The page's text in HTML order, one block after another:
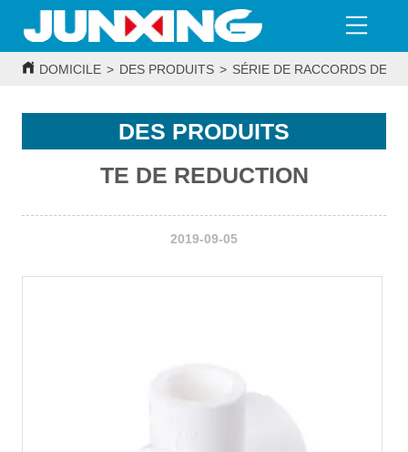
DOMICILE > DES PRODUITS > SÉRIE DE RACCORDS DE
DES PRODUITS
TE DE REDUCTION
2019-09-05